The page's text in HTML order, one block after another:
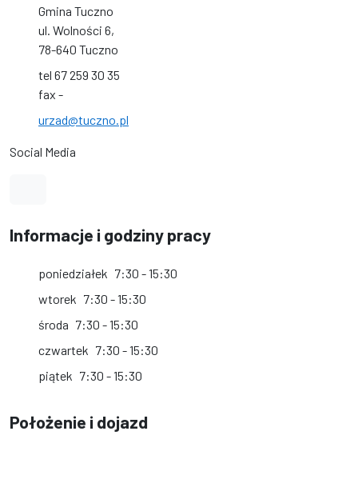
Gmina Tuczno
ul. Wolności 6,
78-640 Tuczno
tel 67 259 30 35
fax -
urzad@tuczno.pl
Social Media
Informacje i godziny pracy
poniedziałek 7:30 - 15:30
wtorek 7:30 - 15:30
środa 7:30 - 15:30
czwartek 7:30 - 15:30
piątek 7:30 - 15:30
Położenie i dojazd